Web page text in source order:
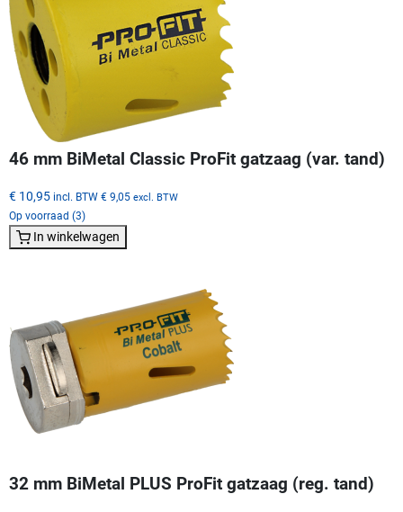
46 mm BiMetal Classic ProFit gatzaag (var. tand)
€ 10,95 incl. BTW € 9,05 excl. BTW
Op voorraad (3)
In winkelwagen
32 mm BiMetal PLUS ProFit gatzaag (reg. tand)